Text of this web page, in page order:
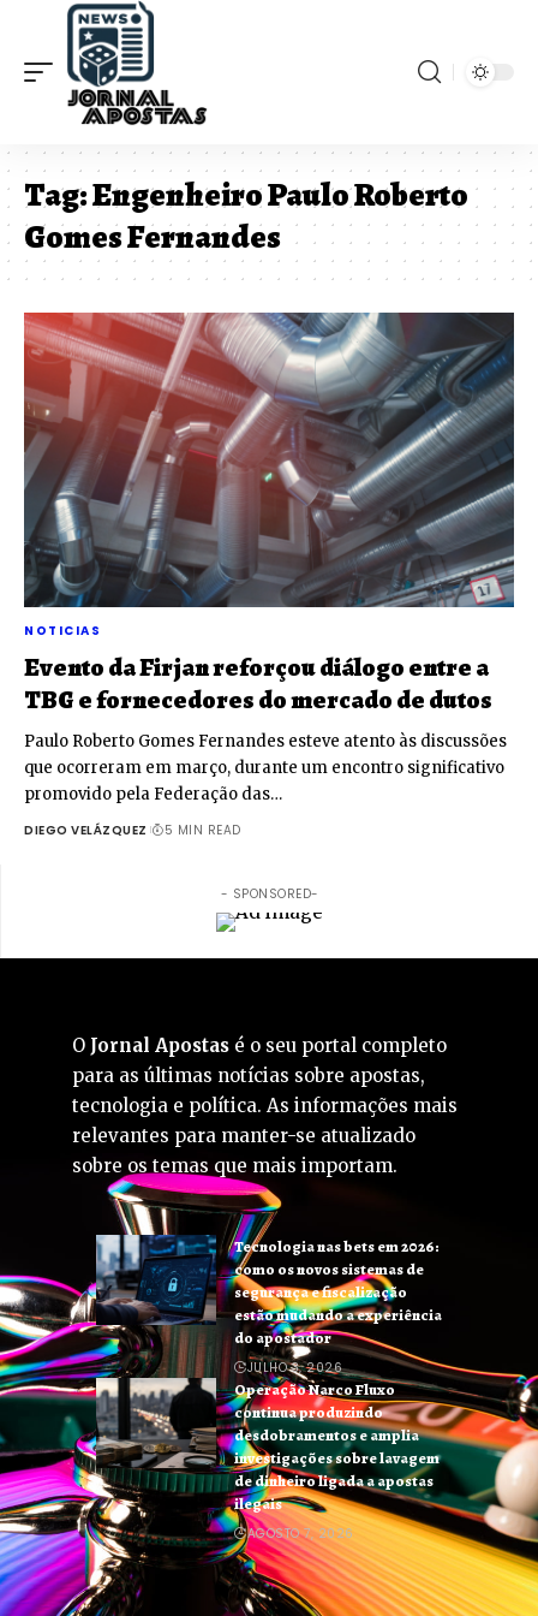
Tag:Engenheiro Paulo Roberto
Gomes Fernandes
NOTICIAS
Evento da Firjan reforçou diálogo entre a
TBG e fornecedores do mercado de dutos
Paulo Roberto Gomes Fernandes esteve atento às discussões
que ocorreram em março, durante um encontro significativo
promovido pela Federação das…
DIEGO VELÁZQUEZ 5 MIN READ
- SPONSORED-
O Jornal Apostas é o seu portal completo
para as últimas notícias sobre apostas,
tecnologia e política. As informações mais
relevantes para manter-se atualizado
sobre os temas que mais importam.
Tecnologia nas bets em 2026:
como os novos sistemas de
segurança e fiscalização
estão mudando a experiência
do apostador
JULHO 3, 2026
Operação Narco Fluxo
continua produzindo
desdobramentos e amplia
investigações sobre lavagem
de dinheiro ligada a apostas
ilegais
AGOSTO 7, 2026